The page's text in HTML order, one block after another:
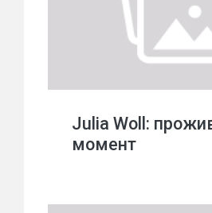
Julia Woll:
момент